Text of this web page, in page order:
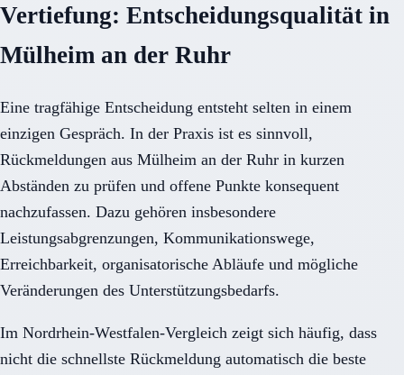
Vertiefung: Entscheidungsqualität in
Mülheim an der Ruhr
Eine tragfähige Entscheidung entsteht selten in einem
einzigen Gespräch. In der Praxis ist es sinnvoll,
Rückmeldungen aus Mülheim an der Ruhr in kurzen
Abständen zu prüfen und offene Punkte konsequent
nachzufassen. Dazu gehören insbesondere
Leistungsabgrenzungen, Kommunikationswege,
Erreichbarkeit, organisatorische Abläufe und mögliche
Veränderungen des Unterstützungsbedarfs.
Im Nordrhein-Westfalen-Vergleich zeigt sich häufig, dass
nicht die schnellste Rückmeldung automatisch die beste